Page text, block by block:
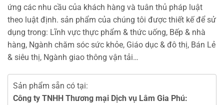
ứng các nhu cầu của khách hàng và tuân thủ pháp luật
theo luật định. sản phẩm của chúng tôi được thiết kế để sử
dụng trong: Lĩnh vực thực phẩm & thức uống, Bếp & nhà
hàng, Ngành chăm sóc sức khỏe, Giáo dục & đô thị, Bán Lẻ
& siêu thị, Ngành giao thông vận tải…
Sản phẩm sẵn có tại:
Công ty TNHH Thương mại Dịch vụ Lâm Gia Phú: